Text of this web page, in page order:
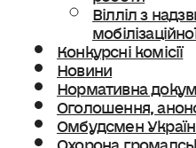
Вілліл з
Конкурсні комісії
Новини
Нормативна
Оголошення,
Омбудсмен
Охорона